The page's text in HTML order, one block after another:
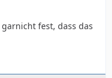
fest, dass das